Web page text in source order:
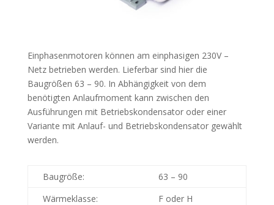
Einphasenmotoren können am einphasigen 230V –
Netz betrieben werden. Lieferbar sind hier die
Baugrößen 63 – 90. In Abhängigkeit von dem
benötigten Anlaufmoment kann zwischen den
Ausführungen mit Betriebskondensator oder einer
Variante mit Anlauf- und Betriebskondensator gewählt
werden.
Baugröße:
63 – 90
Wärmeklasse:
F oder H